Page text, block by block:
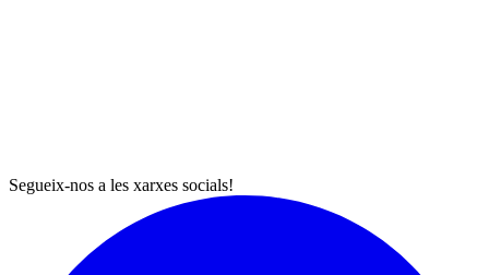
Segueix-nos a les xarxes socials!